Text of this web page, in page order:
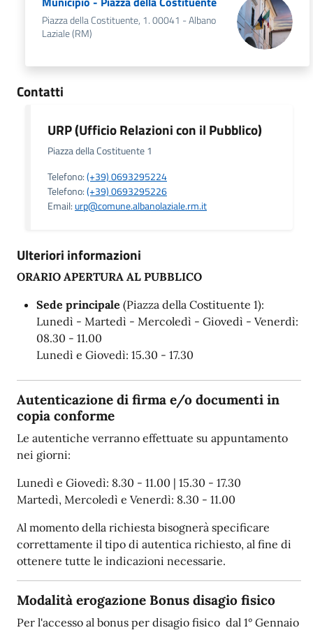
Piazza della Costituente, 1. 00041 - Albano
Laziale (RM)
Contatti
URP (Ufficio Relazioni con il Pubblico)
Piazza della Costituente 1
Telefono:(+39) 0693295224
Telefono:(+39) 0693295226
Email: urp@comune.albanolaziale.rm.it
Ulteriori informazioni
ORARIO APERTURA AL PUBBLICO
Sede principale (Piazza della Costituente 1):
Lunedì - Martedì - Mercoledì - Giovedì - Venerdì:
08.30 - 11.00
Lunedì e Giovedì: 15.30 - 17.30
Autenticazione di firma e/o documenti in
copia conforme
Le autentiche verranno effettuate su appuntamento
nei giorni:
Lunedì e Giovedì: 8.30 - 11.00 | 15.30 - 17.30
Martedì, Mercoledì e Venerdì: 8.30 - 11.00
Al momento della richiesta bisognerà specificare
correttamente il tipo di autentica richiesto, al fine di
ottenere tutte le indicazioni necessarie.
Modalità erogazione Bonus disagio fisico
Per l'accesso al bonus per disagio fisico dal 1° Gennaio